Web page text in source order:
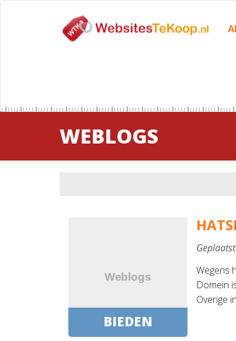
WEBLOGS
BIEDEN
Wegens
Domein
Overige